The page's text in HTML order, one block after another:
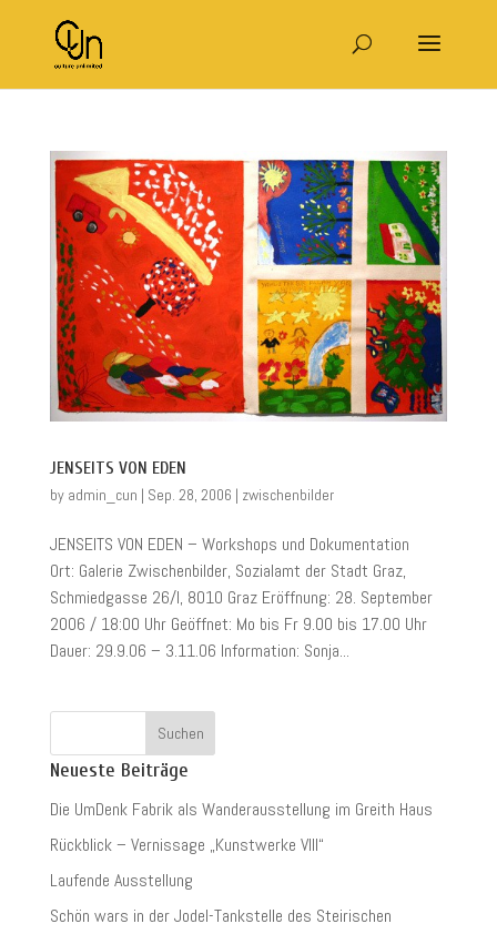
JENSEITS VON EDEN
by admin_cun | Sep. 28, 2006 | zwischenbilder
JENSEITS VON EDEN – Workshops und Dokumentation
Ort: Galerie Zwischenbilder, Sozialamt der Stadt Graz,
Schmiedgasse 26/I, 8010 Graz Eröffnung: 28. September
2006 / 18:00 Uhr Geöffnet: Mo bis Fr 9.00 bis 17.00 Uhr
Dauer: 29.9.06 – 3.11.06 Information: Sonja...
Neueste Beiträge
Die UmDenk Fabrik als Wanderausstellung im Greith Haus
Rückblick – Vernissage „Kunstwerke VIII“
Laufende Ausstellung
Schön wars in der Jodel-Tankstelle des Steirischen